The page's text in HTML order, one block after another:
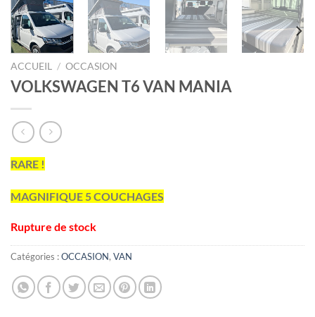
ACCUEIL / OCCASION
VOLKSWAGEN T6 VAN MANIA
RARE !
MAGNIFIQUE 5 COUCHAGES
Rupture de stock
Catégories :OCCASION, VAN